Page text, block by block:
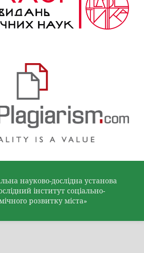
науково-дослідна установа
інститут соціально-
розвитку міста»